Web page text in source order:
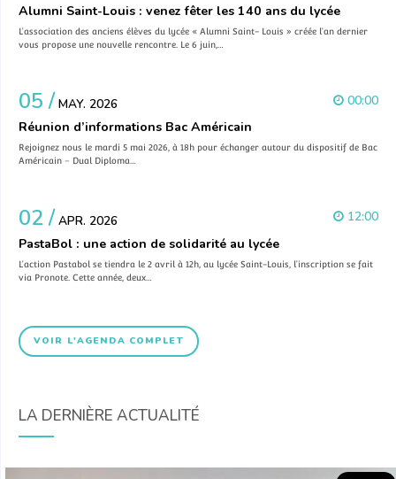
Alumni Saint-Louis : venez fêter les 140 ans du lycée
L’association des anciens élèves du lycée « Alumni Saint- Louis » créée l’an dernier
vous propose une nouvelle rencontre. Le 6 juin,…
05 / MAY. 2026
00:00
Réunion d’informations Bac Américain
Rejoignez nous le mardi 5 mai 2026, à 18h pour échanger autour du dispositif de Bac
Américain – Dual Diploma…
02 / APR. 2026
12:00
PastaBol : une action de solidarité au lycée
L’action Pastabol se tiendra le 2 avril à 12h, au lycée Saint-Louis, l’inscription se fait
via Pronote. Cette année, deux…
VOIR L'AGENDA COMPLET
LA DERNIÈRE ACTUALITÉ